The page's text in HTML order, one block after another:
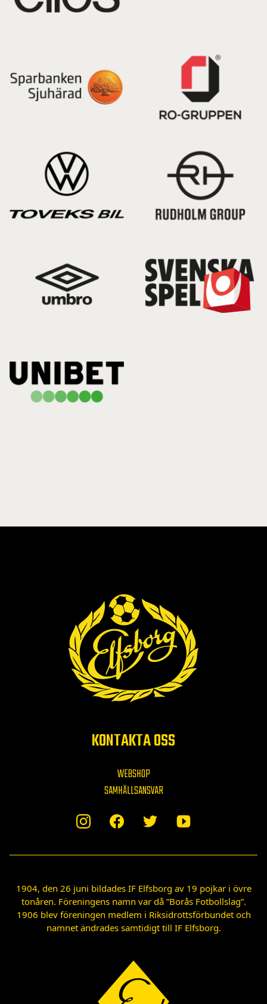
KONTAKTA OSS
WEBSHOP
SAMHÄLLSANSVAR
1904, den 26 juni bildades IF Elfsborg av 19 pojkar i övre
tonåren. Föreningens namn var då ”Borås Fotbollslag”.
1906 blev föreningen medlem i Riksidrottsförbundet och
namnet ändrades samtidigt till IF Elfsborg.